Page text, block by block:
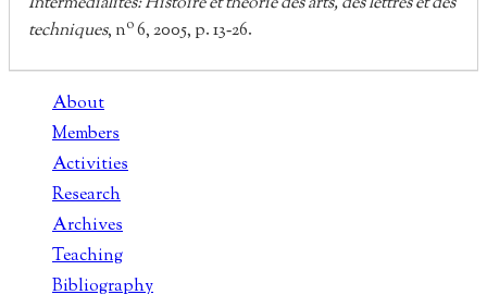
techniques, no6, 2005, p. 13‑26.
About
Members
Activities
Research
Archives
Teaching
Bibliography